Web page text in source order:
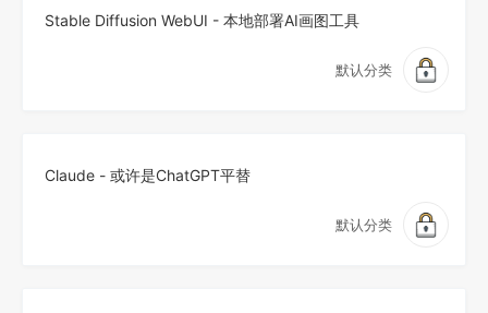
Stable Diffusion WebUI - 本地部署AI画图工具
默认分类
Claude - 或许是ChatGPT平替
默认分类